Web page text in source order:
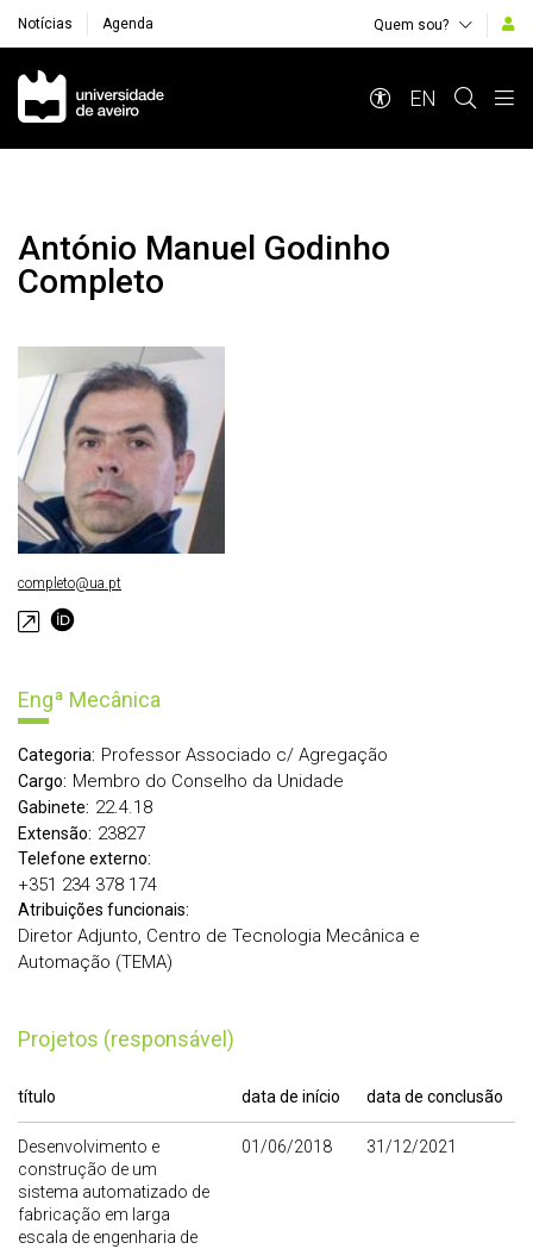
Notícias Agenda Quem sou?
Navegação Principal
EN
António Manuel Godinho
Completo
Engª Mecânica
Categoria: Professor Associado c/ Agregação
Cargo: Membro do Conselho da Unidade
Gabinete: 22.4.18
Extensão: 23827
Telefone externo:
+351 234 378 174
Atribuições funcionais:
Diretor Adjunto, Centro de Tecnologia Mecânica e
Automação (TEMA)
Projetos (responsável)
título data de início data de conclusão
Desenvolvimento e
construção de um
sistema automatizado de
fabricação em larga
escala de engenharia de
01/06/2018 31/12/2021
completo@ua.pt